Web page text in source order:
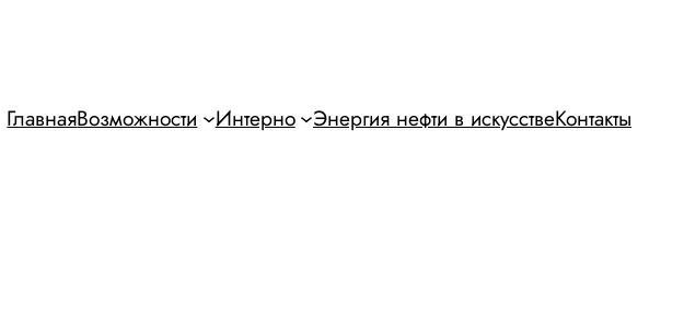
ГлавнаяВозможности Интерно Энергия нефти в искусствеКонтакты